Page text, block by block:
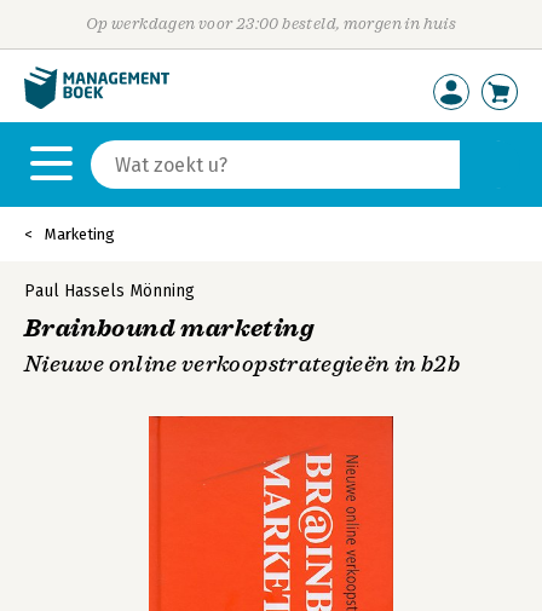
Op werkdagen voor 23:00 besteld, morgen in huis
Marketing
Paul Hassels Mönning
Brainbound marketing
Nieuwe online verkoopstrategieën in b2b